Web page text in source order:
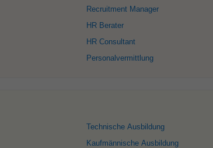
Recruitment Manager
HR Berater
HR Consultant
Personalvermittlung
Technische Ausbildung
Kaufmännische Ausbildung